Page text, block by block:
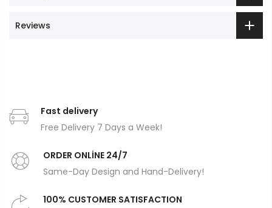
Reviews
Fast delivery
Free Delivery 7 Days a Week!
ORDER ONLİNE 24/7
Same-Day Design and Hand-Delivery!
100% CUSTOMER SATISFACTION